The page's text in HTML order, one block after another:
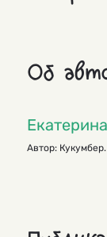
Об
Автор: